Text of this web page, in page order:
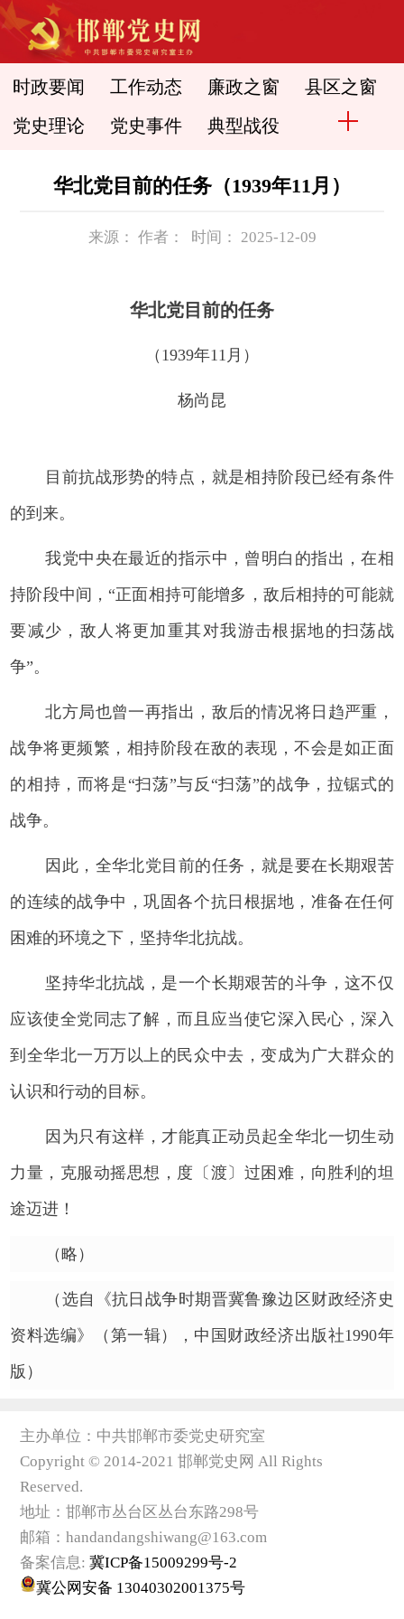
时政要闻 工作动态 廉政之窗 县区之窗
党史理论 党史事件 典型战役
华北党目前的任务（1939年11月）
来源： 作者： 时间： 2025-12-09
华北党目前的任务
（1939年11月）
杨尚昆
目前抗战形势的特点，就是相持阶段已经有条件
的到来。
我党中央在最近的指示中，曾明白的指出，在相
持阶段中间，“正面相持可能增多，敌后相持的可能就
要减少，敌人将更加重其对我游击根据地的扫荡战
争”。
北方局也曾一再指出，敌后的情况将日趋严重，
战争将更频繁，相持阶段在敌的表现，不会是如正面
的相持，而将是“扫荡”与反“扫荡”的战争，拉锯式的
战争。
因此，全华北党目前的任务，就是要在长期艰苦
的连续的战争中，巩固各个抗日根据地，准备在任何
困难的环境之下，坚持华北抗战。
坚持华北抗战，是一个长期艰苦的斗争，这不仅
应该使全党同志了解，而且应当使它深入民心，深入
到全华北一万万以上的民众中去，变成为广大群众的
认识和行动的目标。
因为只有这样，才能真正动员起全华北一切生动
力量，克服动摇思想，度〔渡〕过困难，向胜利的坦
途迈进！
（略）
（选自《抗日战争时期晋冀鲁豫边区财政经济史
资料选编》（第一辑），中国财政经济出版社1990年
版）
主办单位：中共邯郸市委党史研究室
Copyright © 2014-2021 邯郸党史网 All Rights
Reserved.
地址：邯郸市丛台区丛台东路298号
邮箱：handandangshiwang@163.com
备案信息: 冀ICP备15009299号-2
冀公网安备 13040302001375号